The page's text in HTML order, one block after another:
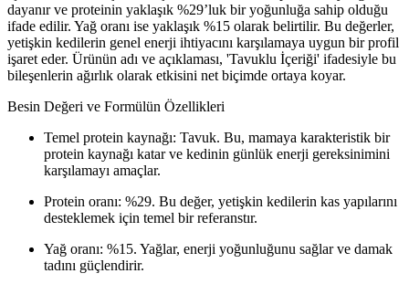
dayanır ve proteinin yaklaşık %29’luk bir yoğunluğa sahip olduğu
ifade edilir. Yağ oranı ise yaklaşık %15 olarak belirtilir. Bu değerler,
yetişkin kedilerin genel enerji ihtiyacını karşılamaya uygun bir profil
işaret eder. Ürünün adı ve açıklaması, 'Tavuklu İçeriği' ifadesiyle bu
bileşenlerin ağırlık olarak etkisini net biçimde ortaya koyar.
Besin Değeri ve Formülün Özellikleri
Temel protein kaynağı: Tavuk. Bu, mamaya karakteristik bir
protein kaynağı katar ve kedinin günlük enerji gereksinimini
karşılamayı amaçlar.
Protein oranı: %29. Bu değer, yetişkin kedilerin kas yapılarını
desteklemek için temel bir referanstır.
Yağ oranı: %15. Yağlar, enerji yoğunluğunu sağlar ve damak
tadını güçlendirir.